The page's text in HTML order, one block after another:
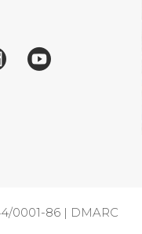
0001-86 | DMARC